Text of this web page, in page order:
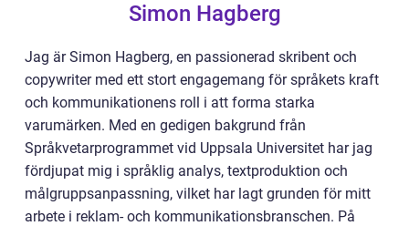
Simon Hagberg
Jag är Simon Hagberg, en passionerad skribent och
copywriter med ett stort engagemang för språkets kraft
och kommunikationens roll i att forma starka
varumärken. Med en gedigen bakgrund från
Språkvetarprogrammet vid Uppsala Universitet har jag
fördjupat mig i språklig analys, textproduktion och
målgruppsanpassning, vilket har lagt grunden för mitt
arbete i reklam- och kommunikationsbranschen. På